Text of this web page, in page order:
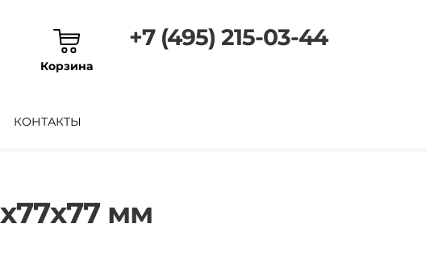
Корзина
+7 (495) 215-03-44
КОНТАКТЫ
мм